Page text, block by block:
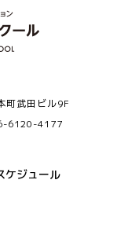
町武田ビル9F
6120-4177
ケジュール